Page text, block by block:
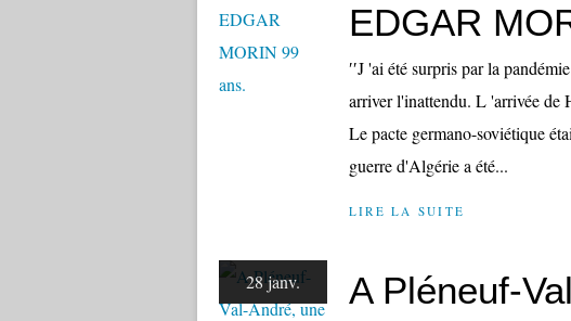
EDGAR
′′J 'ai été surpris par la
arriver l'inattendu. L 'arrivée de
Le pacte germano-soviétique
guerre d'Algérie a été...
LIRE LA SUITE
28 janv.
A Pléneuf-